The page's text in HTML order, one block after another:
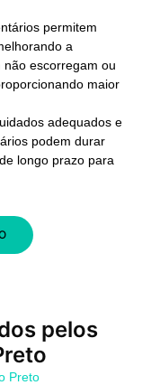
permitem
a
escorregam ou
maior
adequados e
podem durar
longo prazo para
pelos
Preto